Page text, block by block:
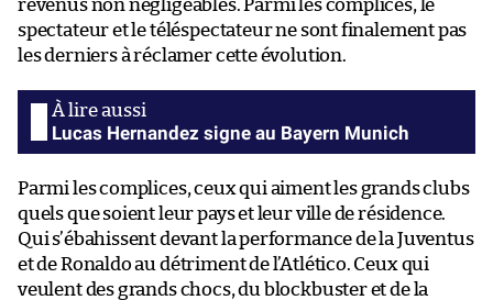
revenus non négligeables. Parmi les complices, le
spectateur et le téléspectateur ne sont finalement pas
les derniers à réclamer cette évolution.
Lucas Hernandez signe au Bayern Munich
Parmi les complices, ceux qui aiment les grands clubs
quels que soient leur pays et leur ville de résidence.
Qui s’ébahissent devant la performance de la Juventus
et de Ronaldo au détriment de l’Atlético. Ceux qui
veulent des grands chocs, du blockbuster et de la